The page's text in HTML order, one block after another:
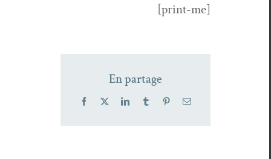
La poésie à
juin 2023
Jean-Pierre
flaque qui brille
[print-me]
En partage
Facebook LinkedInTumblr PinterestEmail